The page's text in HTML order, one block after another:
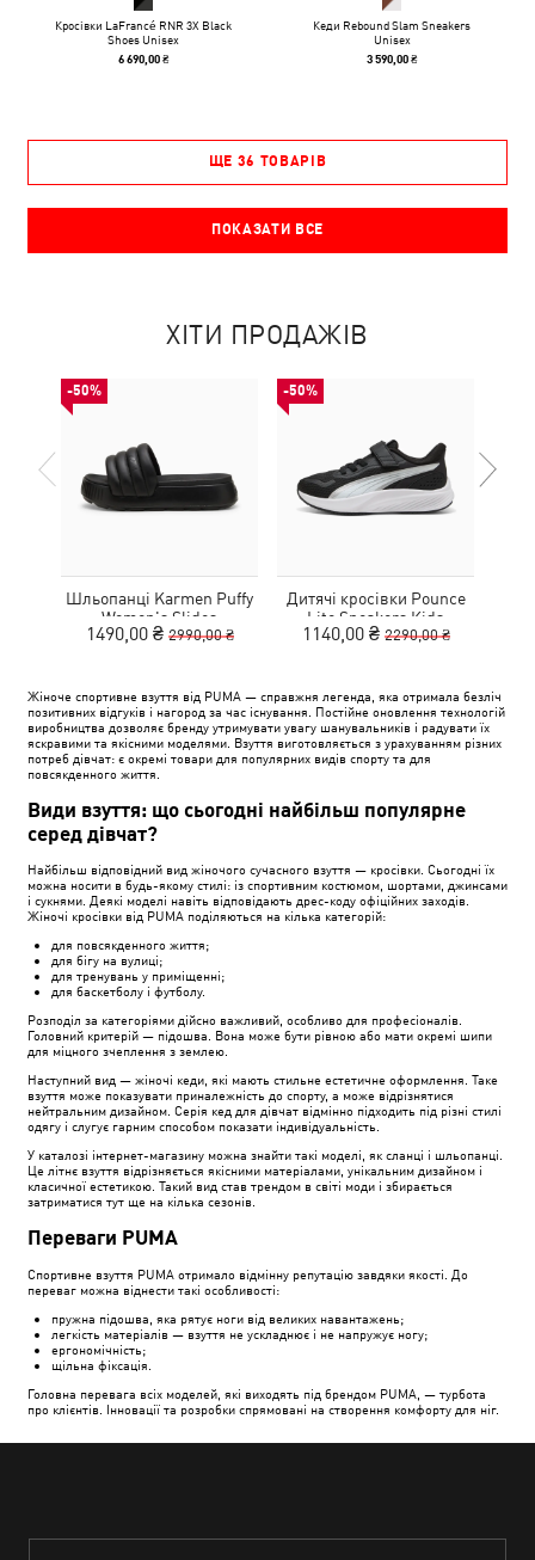
Кросівки LaFrancé RNR 3X Black
Shoes Unisex
6 690,00 ₴
Кеди Rebound Slam Sneakers
Unisex
3 590,00 ₴
ЩЕ 36 ТОВАРІВ
ПОКАЗАТИ ВСЕ
ХІТИ ПРОДАЖІВ
-50%
Шльопанці Karmen Puffy
Women's Slides
1490,00 ₴ 2990,00 ₴
-50%
Дитячі кросівки Pounce
Lite Sneakers Kids
1140,00 ₴ 2290,00 ₴
Жіноче спортивне взуття від PUMA — справжня легенда, яка отримала безліч
позитивних відгуків і нагород за час існування. Постійне оновлення технологій
виробництва дозволяє бренду утримувати увагу шанувальників і радувати їх
яскравими та якісними моделями. Взуття виготовляється з урахуванням різних
потреб дівчат: є окремі товари для популярних видів спорту та для
повсякденного життя.
Види взуття: що сьогодні найбільш популярне
серед дівчат?
Найбільш відповідний вид жіночого сучасного взуття — кросівки. Сьогодні їх
можна носити в будь-якому стилі: із спортивним костюмом, шортами, джинсами
і сукнями. Деякі моделі навіть відповідають дрес-коду офіційних заходів.
Жіночі кросівки від PUMA поділяються на кілька категорій:
для повсякденного життя;
для бігу на вулиці;
для тренувань у приміщенні;
для баскетболу і футболу.
Розподіл за категоріями дійсно важливий, особливо для професіоналів.
Головний критерій — підошва. Вона може бути рівною або мати окремі шипи
для міцного зчеплення з землею.
Наступний вид — жіночі кеди, які мають стильне естетичне оформлення. Таке
взуття може показувати приналежність до спорту, а може відрізнятися
нейтральним дизайном. Серія кед для дівчат відмінно підходить під різні стилі
одягу і слугує гарним способом показати індивідуальність.
У каталозі інтернет-магазину можна знайти такі моделі, як сланці і шльопанці.
Це літнє взуття відрізняється якісними матеріалами, унікальним дизайном і
класичної естетикою. Такий вид став трендом в світі моди і збирається
затриматися тут ще на кілька сезонів.
Переваги PUMA
Спортивне взуття PUMA отримало відмінну репутацію завдяки якості. До
переваг можна віднести такі особливості:
пружна підошва, яка рятує ноги від великих навантажень;
легкість матеріалів — взуття не ускладнює і не напружує ногу;
ергономічність;
щільна фіксація.
Головна перевага всіх моделей, які виходять під брендом PUMA, — турбота
про клієнтів. Інновації та розробки спрямовані на створення комфорту для ніг.